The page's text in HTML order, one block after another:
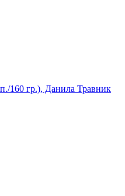
160 гр.), Данила Травник